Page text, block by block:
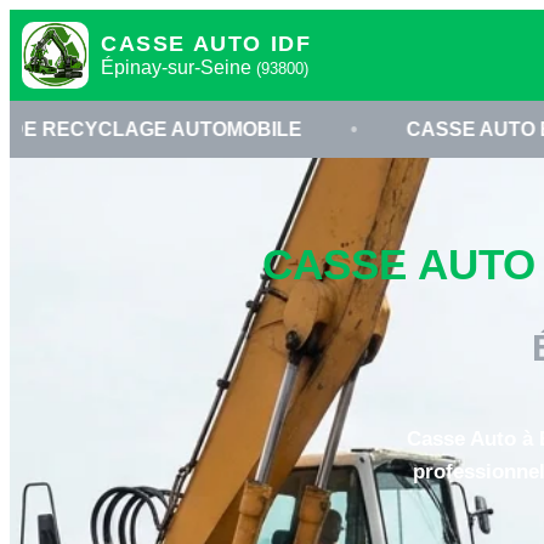
CASSE AUTO IDF
Épinay-sur-Seine (93800)
AUTOMOBILE • CASSE AUTO ÉPINAY-
CASSE